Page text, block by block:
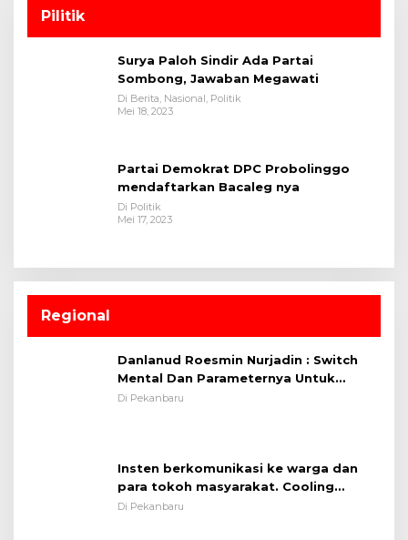
Pilitik
Surya Paloh Sindir Ada Partai
Sombong, Jawaban Megawati
Di Berita, Nasional, Politik
Mei 18, 2023
Partai Demokrat DPC Probolinggo
mendaftarkan Bacaleg nya
Di Politik
Mei 17, 2023
Regional
Danlanud Roesmin Nurjadin : Switch
Mental Dan Parameternya Untuk
Melaksanakan ✈
Di Pekanbaru
Insten berkomunikasi ke warga dan
para tokoh masyarakat. Cooling
System OMP LK ²024 Polsek Rumbai,
Di Pekanbaru